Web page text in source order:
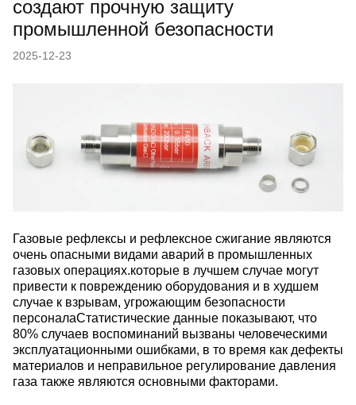
создают прочную защиту
промышленной безопасности
2025-12-23
Газовые рефлексы и рефлексное сжигание являются
очень опасными видами аварий в промышленных
газовых операциях.которые в лучшем случае могут
привести к повреждению оборудования и в худшем
случае к взрывам, угрожающим безопасности
персоналаСтатистические данные показывают, что
80% случаев воспоминаний вызваны человеческими
эксплуатационными ошибками, в то время как дефекты
материалов и неправильное регулирование давления
газа также являются основными факторами.